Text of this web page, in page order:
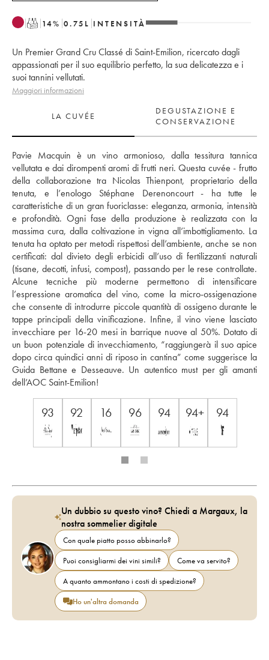
T 14% 0.75 L INTENSITÀ
Un Premier Grand Cru Classé di Saint-Emilion, ricercato dagli
appassionati per il suo equilibrio perfetto, la sua delicatezza e i
suoi tannini vellutati.
Maggiori informazioni
LA CUVÉE
DEGUSTAZIONE E
CONSERVAZIONE
Pavie Macquin è un vino armonioso, dalla tessitura tannica
vellutata e dai dirompenti aromi di frutti neri. Questa cuvée - frutto
della collaborazione tra Nicolas Thienpont, proprietario della
tenuta, e l’enologo Stéphane Derenoncourt - ha tutte le
caratteristiche di un gran fuoriclasse: eleganza, armonia, intensità
e profondità. Ogni fase della produzione è realizzata con la
massima cura, dalla coltivazione in vigna all’imbottigliamento. La
tenuta ha optato per metodi rispettosi dell’ambiente, anche se non
certificati: dal divieto degli erbicidi all’uso di fertilizzanti naturali
(tisane, decotti, infusi, compost), passando per le rese controllate.
Alcune tecniche più moderne permettono di intensificare
l’espressione aromatica del vino, come la micro-ossigenazione
che consente di introdurre piccole quantità di ossigeno durante le
tappe principali della vinificazione. Infine, il vino viene lasciato
invecchiare per 16-20 mesi in barrique nuove al 50%. Dotato di
un buon potenziale di invecchiamento, “raggiungerà il suo apice
dopo circa quindici anni di riposo in cantina” come suggerisce la
Guida Bettane e Desseauve. Un autentico must per gli amanti
dell’AOC Saint-Emilion!
93 92 16 96 94 94+ 94
Un dubbio su questo vino? Chiedi a Margaux, la
nostra sommelier digitale
Con quale piatto posso abbinarlo?
Puoi consigliarmi dei vini simili?
Come va servito?
A quanto ammontano i costi di spedizione?
Ho un'altra domanda